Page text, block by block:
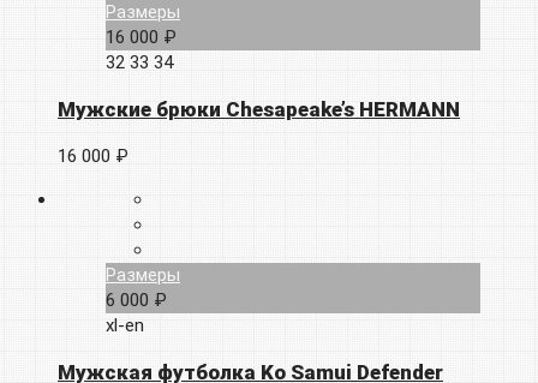
Размеры
16 000 ₽
32 33 34
Мужские брюки Chesapeake’s HERMANN
16 000 ₽
Размеры
6 000 ₽
xl-en
Мужская футболка Ko Samui Defender